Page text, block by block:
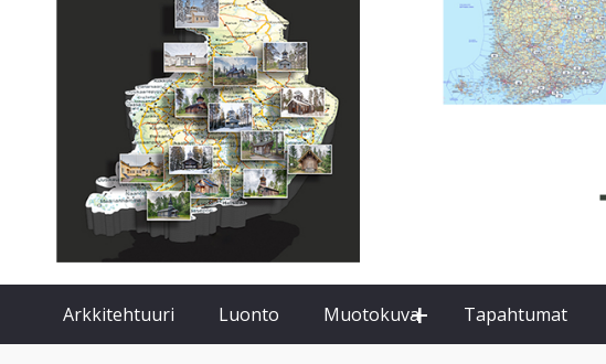
Arkkitehtuuri Luonto Muotokuvaexpand
child
menu
Tapahtumat